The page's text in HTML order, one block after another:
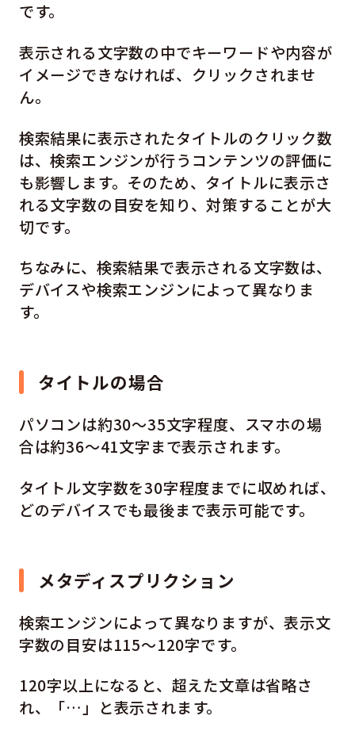
です。
表示される文字数の中でキーワードや内容が
イメージできなければ、クリックされませ
ん。
検索結果に表示されたタイトルのクリック数
は、検索エンジンが行うコンテンツの評価に
も影響します。そのため、タイトルに表示さ
れる文字数の目安を知り、対策することが大
切です。
ちなみに、検索結果で表示される文字数は、
デバイスや検索エンジンによって異なりま
す。
タイトルの場合
パソコンは約30〜35文字程度、スマホの場
合は約36〜41文字まで表示されます。
タイトル文字数を30字程度までに収めれば、
どのデバイスでも最後まで表示可能です。
メタディスプリクション
検索エンジンによって異なりますが、表示文
字数の目安は115〜120字です。
120字以上になると、超えた文章は省略さ
れ、「…」と表示されます。